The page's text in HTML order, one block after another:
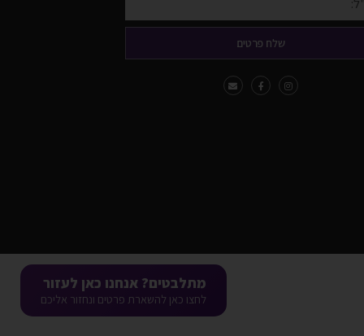
מתלבטים? אנחנו כאן לעזור
לחצו כאן להשארת פרטים ונחזור אליכם
שלח פרטים